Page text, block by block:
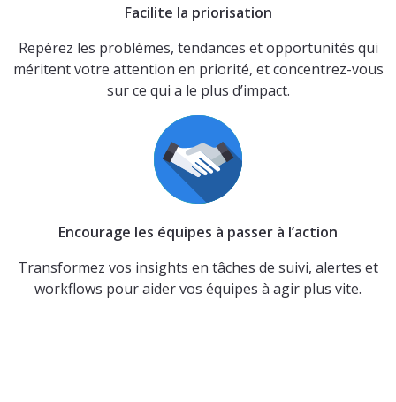
Facilite la priorisation
Repérez les problèmes, tendances et opportunités qui
méritent votre attention en priorité, et concentrez-vous
sur ce qui a le plus d’impact.
Encourage les équipes à passer à l’action
Transformez vos insights en tâches de suivi, alertes et
workflows pour aider vos équipes à agir plus vite.